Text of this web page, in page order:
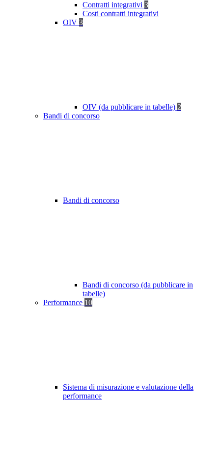
Contratti integrativi 3
Costi contratti integrativi
OIV 3
OIV (da pubblicare in tabelle) 2
Bandi di concorso
Bandi di concorso
Bandi di concorso (da pubblicare in
tabelle)
Performance 10
Sistema di misurazione e valutazione della
performance